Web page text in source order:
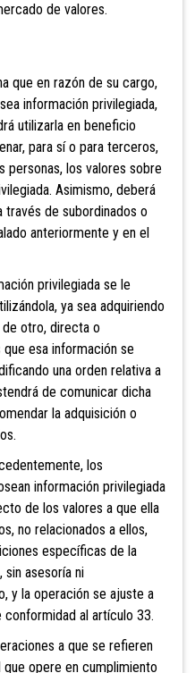
de valores.
que en razón de su cargo,
información privilegiada,
utilizarla en beneficio
para sí o para terceros,
los valores sobre
Asimismo, deberá
de subordinados o
anteriormente y en el
privilegiada se le
ya sea adquiriendo
otro, directa o
esa información se
una orden relativa a
de comunicar dicha
la adquisición o
los
información privilegiada
de los valores a que ella
no relacionados a ellos,
específicas de la
sin asesoría ni
y la operación se ajuste a
al artículo 33.
a que se refieren
opere en cumplimiento